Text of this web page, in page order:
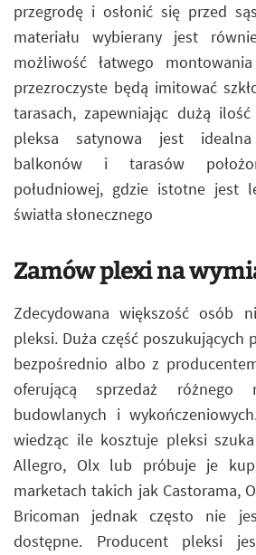
przegrodę i osłonić się przed
materiału wybierany jest
możliwość łatwego
przezroczyste będą imitować
tarasach, zapewniając dużą
pleksa satynowa jest
balkonów i tarasów
południowej, gdzie istotne jest
światła słonecznego
Zamów plexi na
Zdecydowana większość osób
pleksi. Duża część poszukujących
bezpośrednio albo z
oferującą sprzedaż różnego
budowlanych i
wiedząc ile kosztuje pleksi
Allegro, Olx lub próbuje je
marketach takich jak Castorama,
Bricoman jednak często nie
dostępne. Producent pleksi